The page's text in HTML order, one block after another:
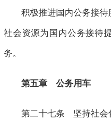
积极推进国内公务接待
社会资源为国内公务接待
务。
第五章 公务用车
第二十七条 坚持社会化